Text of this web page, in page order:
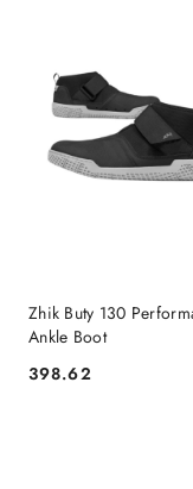
Zhik Buty 130
Ankle Boot
Cena:
398.62